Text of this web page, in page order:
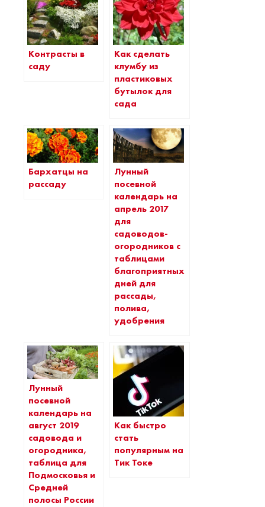
Контрасты в
саду
Как сделать
клумбу из
пластиковых
бутылок для
сада
Бархатцы на
рассаду
Лунный
посевной
календарь на
апрель 2017
для
садоводов-
огородников с
таблицами
благоприятных
дней для
рассады,
полива,
удобрения
Лунный
посевной
календарь на
август 2019
садовода и
огородника,
таблица для
Подмосковья и
Средней
полосы России
Как быстро
стать
популярным на
Тик Токе